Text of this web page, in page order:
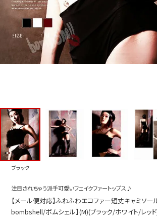
CONTENTS
ス
ス
ー
アップ
ース
ブラック
注目されちゃう派手可愛いフェイクファートップス♪
【メール便対応】ふわふわエコファー短丈キャミソー
bombshell/ボムシェル】(M)(ブラック/ホワイト/レッ